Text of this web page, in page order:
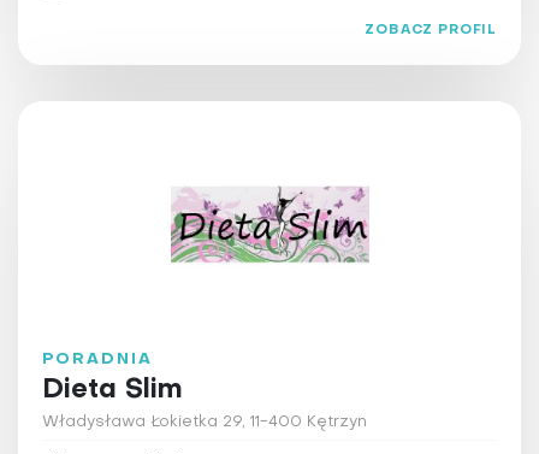
ZOBACZ PROFIL
PORADNIA
Dieta Slim
Władysława Łokietka 29, 11-400 Kętrzyn